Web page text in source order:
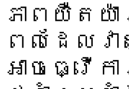
ភាពយឺតយ៉ា
ពេលដែល
អាចធ្វើក